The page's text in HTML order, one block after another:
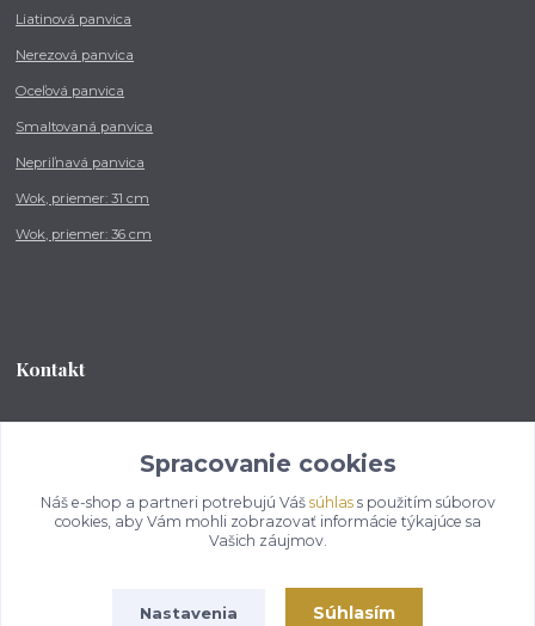
Liatinová panvica
Nerezová panvica
Oceľová panvica
Smaltovaná panvica
Nepriľnavá panvica
Wok, priemer: 31 cm
Wok, priemer: 36 cm
Kontakt
od 8:00 - do 16:00 hod
info@kotlikovesupravy.sk
Spracovanie cookies
Náš e-shop a partneri potrebujú Váš súhlass použitím súborov
cookies, aby Vám mohli zobrazovať informácie týkajúce sa
Vašich záujmov.
Nastavenia Súhlasím